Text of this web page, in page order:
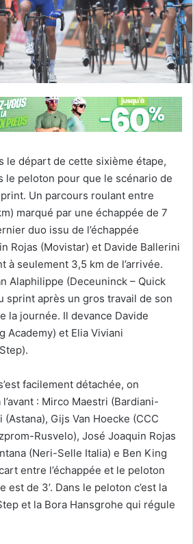
le départ de cette sixième étape,
le peloton pour que le scénario de
Un parcours roulant entre
marqué par une échappée de 7
duo issu de l’échappée
Rojas (Movistar) et Davide Ballerini
à seulement 3,5 km de l’arrivée.
Alaphilippe (Deceuninck – Quick
sprint après un gros travail de son
la journée. Il devance Davide
Academy) et Elia Viviani
facilement détachée, on
: Mirco Maestri (Bardiani-
(Astana), Gijs Van Hoecke (CCC
Rusvelo), José Joaquin Rojas
(Neri-Selle Italia) e Ben King
entre l’échappée et le peloton
est de 3’. Dans le peloton c’est la
et la Bora Hansgrohe qui régule